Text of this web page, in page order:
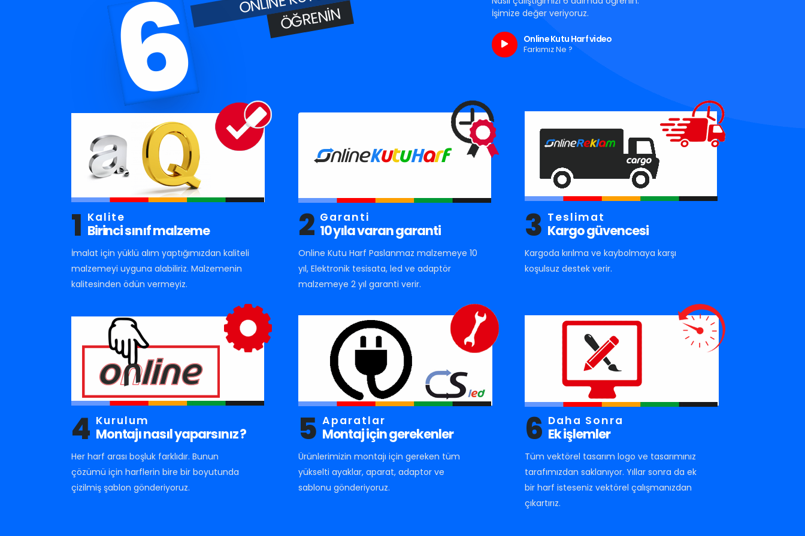
6 ÖĞRENIN
İşimize değer veriyoruz.
Online Kutu Harf video
Farkımız Ne ?
1 Kalite
Birinci sınıf malzeme
İmalat için yüklü alım yaptığımızdan kaliteli
malzemeyi uyguna alabiliriz. Malzemenin
kalitesinden ödün vermeyiz.
2 Garanti
10 yıla varan garanti
Online Kutu Harf Paslanmaz malzemeye 10
yıl, Elektronik tesisata, led ve adaptör
malzemeye 2 yıl garanti verir.
3 Teslimat
Kargo güvencesi
Kargoda kırılma ve kaybolmaya karşı
koşulsuz destek verir.
4 Kurulum
Montajı nasıl yaparsınız ?
Her harf arası boşluk farklıdır. Bunun
çözümü için harflerin bire bir boyutunda
çizilmiş şablon gönderiyoruz.
5 Aparatlar
Montaj için gerekenler
Ürünlerimizin montajı için gereken tüm
yükselti ayaklar, aparat, adaptor ve
sablonu gönderiyoruz.
6 Daha Sonra
Ek işlemler
Tüm vektörel tasarım logo ve tasarımınız
tarafımızdan saklanıyor. Yıllar sonra da ek
bir harf isteseniz vektörel çalışmanızdan
çıkartırız.